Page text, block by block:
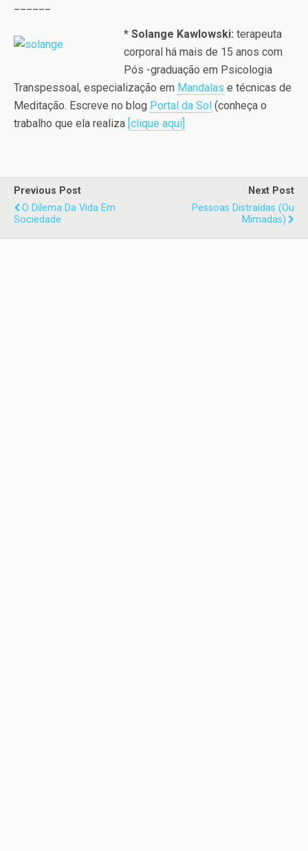
* Solange Kawlowski: terapeuta
corporal há mais de 15 anos com
Pós -graduação em Psicologia
Transpessoal, especialização em Mandalas e técnicas de
Meditação. Escreve no blog Portal da Sol (conheça o
trabalho que ela realiza [clique aqui]
Previous Post
O Dilema Da Vida Em
Sociedade
Next Post
Pessoas Distraídas (ou
Mimadas)